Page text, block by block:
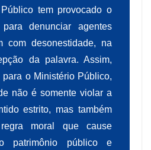
tem provocado o
denunciar agentes
com desonestidade, na
da palavra. Assim,
para o Ministério Público,
não é somente violar a
estrito, mas também
moral que cause
patrimônio público e